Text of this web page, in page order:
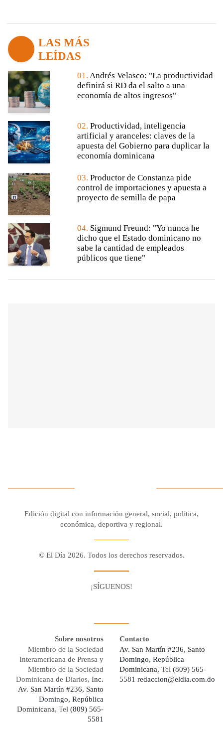
LAS MÁS
LEÍDAS
01. Andrés Velasco: "La productividad
definirá si RD da el salto a una
economía de altos ingresos"
02. Productividad, inteligencia
artificial y aranceles: claves de la
apuesta del Gobierno para duplicar la
economía dominicana
03. Productor de Constanza pide
control de importaciones y apuesta a
proyecto de semilla de papa
04. Sigmund Freund: "Yo nunca he
dicho que el Estado dominicano no
sabe la cantidad de empleados
públicos que tiene"
Edición digital con información general, social, política,
económica, deportiva y regional.
© El Día 2026. Todos los derechos reservados.
¡SÍGUENOS!
Sobre nosotros
Miembro de la Sociedad
Interamericana de Prensa y
Miembro de la Sociedad
Dominicana de Diarios, Inc.
Av. San Martín #236, Santo
Domingo, República
Dominicana, Tel (809) 565-
5581
Contacto
Av. San Martín #236, Santo
Domingo, República
Dominicana, Tel (809) 565-
5581 redaccion@eldia.com.do